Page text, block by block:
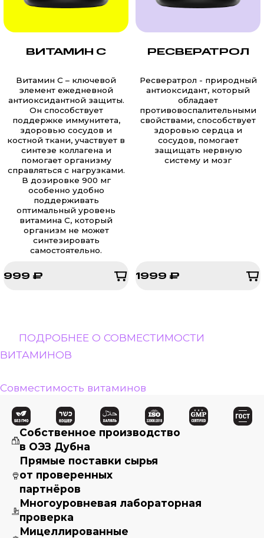
ВИТАМИН C
Витамин С – ключевой
элемент ежедневной
антиоксидантной защиты.
Он способствует
поддержке иммунитета,
здоровью сосудов и
костной ткани, участвует в
синтезе коллагена и
помогает организму
справляться с нагрузками.
В дозировке 900 мг
особенно удобно
поддерживать
оптимальный уровень
витамина C, который
организм не может
синтезировать
самостоятельно.
999 ₽
РЕСВЕРАТРОЛ
Ресвератрол - природный
антиоксидант, который
обладает
противовоспалительными
свойствами, способствует
здоровью сердца и
сосудов, помогает
защищать нервную
систему и мозг
1999 ₽
ПОДРОБНЕЕ О СОВМЕСТИМОСТИ
ВИТАМИНОВ
Совместимость витаминов
Собственное производство
в ОЭЗ Дубна
Прямые поставки сырья
от проверенных
партнёров
Многоуровневая лабораторная
проверка
Мицеллированные